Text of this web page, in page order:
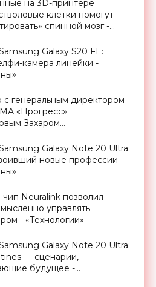
на 3D-принтере
клетки помогут
спинной мозг -
Galaxy S20 FE:
камера линейки -
с генеральным директором
«Прогресс»
Захаром
2021» -
Galaxy Note 20 Ultra:
новые профессии -
Neuralink позволил
управлять
- «Технологии»
Galaxy Note 20 Ultra:
— сценарии,
будущее -